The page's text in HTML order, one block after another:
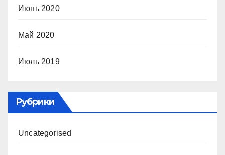
Июнь 2020
Май 2020
Июль 2019
Рубрики
Uncategorised